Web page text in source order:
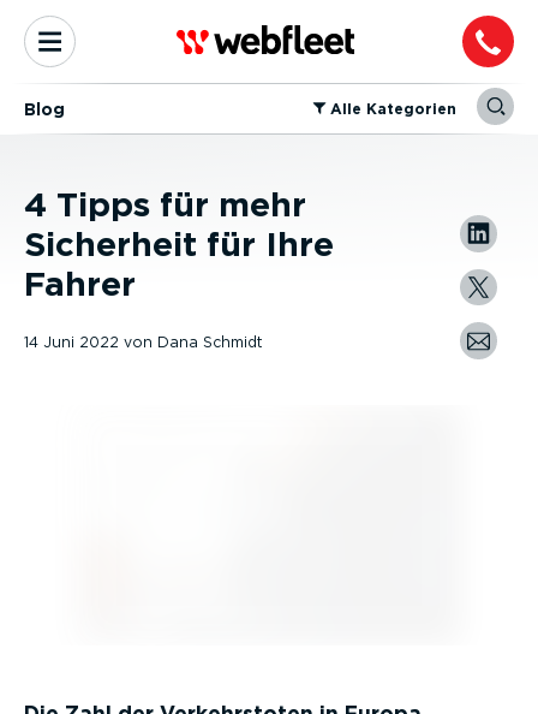
Blog ⁠Alle Kategorien
4 Tipps für mehr
Sicherheit für Ihre
Fahrer
14 Juni 2022 von Dana Schmidt